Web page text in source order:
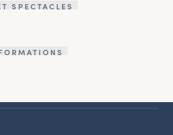
SPECTACLES